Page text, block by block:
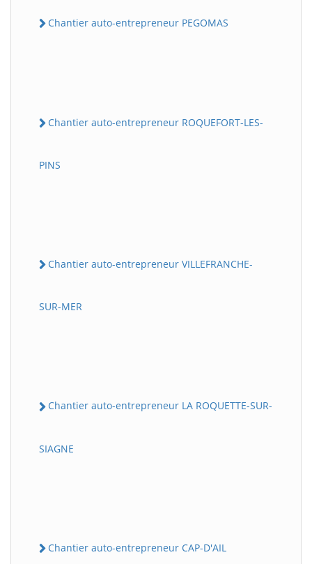
Chantier auto-entrepreneur PEGOMAS
Chantier auto-entrepreneur ROQUEFORT-LES-
PINS
Chantier auto-entrepreneur VILLEFRANCHE-
SUR-MER
Chantier auto-entrepreneur LA ROQUETTE-SUR-
SIAGNE
Chantier auto-entrepreneur CAP-D'AIL